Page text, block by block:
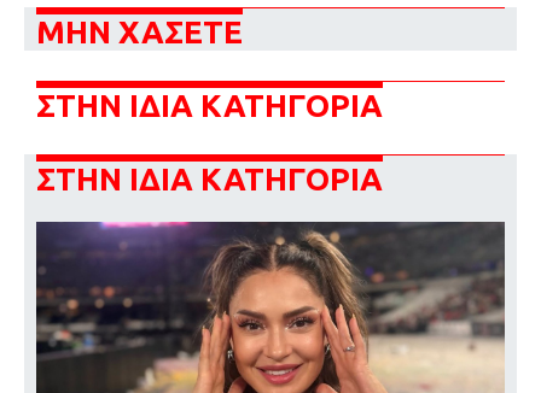
ΜΗΝ ΧΑΣΕΤΕ
ΣΤΗΝ ΙΔΙΑ ΚΑΤΗΓΟΡΙΑ
ΣΤΗΝ ΙΔΙΑ ΚΑΤΗΓΟΡΙΑ